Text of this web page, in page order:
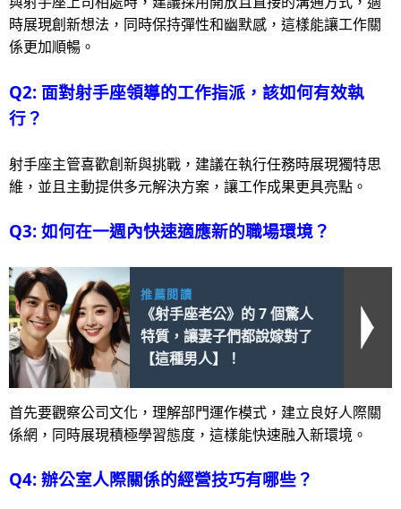
時展現創新想法，同時保持彈性和幽默感，這樣能讓工作關
係更加順暢。
Q2: 面對射手座領導的工作指派，該如何有效執
行？
射手座主管喜歡創新與挑戰，建議在執行任務時展現獨特思
維，並且主動提供多元解決方案，讓工作成果更具亮點。
Q3: 如何在一週內快速適應新的職場環境？
推薦閱讀
《射手座老公》的 7 個驚人
特質，讓妻子們都說嫁對了
【這種男人】！
首先要觀察公司文化，理解部門運作模式，建立良好人際關
係網，同時展現積極學習態度，這樣能快速融入新環境。
Q4: 辦公室人際關係的經營技巧有哪些？